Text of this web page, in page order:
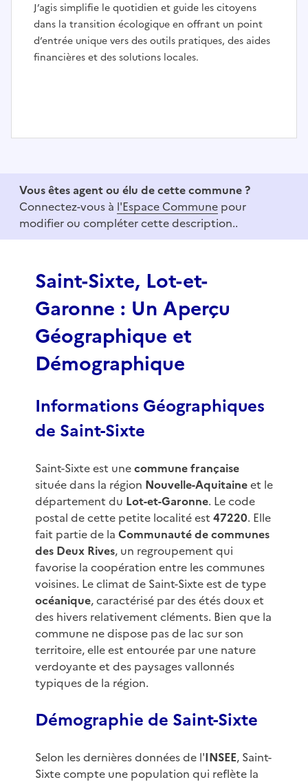
J’agis simplifie le quotidien et guide les citoyens
dans la transition écologique en offrant un point
d’entrée unique vers des outils pratiques, des aides
financières et des solutions locales.
f
Vous êtes agent ou élu de cette commune ?
Connectez-vous à l'Espace Commune pour
modifier ou compléter cette description..
Saint-Sixte, Lot-et-
Garonne : Un Aperçu
Géographique et
Démographique
Informations Géographiques
de Saint-Sixte
Saint-Sixte est unecommune française
située dans la région Nouvelle-Aquitaineet le
département du Lot-et-Garonne. Le code
postal de cette petite localité est 47220. Elle
fait partie de la Communauté de communes
des Deux Rives, un regroupement qui
favorise la coopération entre les communes
voisines. Le climat de Saint-Sixte est de type
océanique, caractérisé par des étés doux et
des hivers relativement cléments. Bien que la
commune ne dispose pas de lac sur son
territoire, elle est entourée par une nature
verdoyante et des paysages vallonnés
typiques de la région.
Démographie de Saint-Sixte
Selon les dernières données de l'INSEE, Saint-
Sixte compte une population qui reflète la